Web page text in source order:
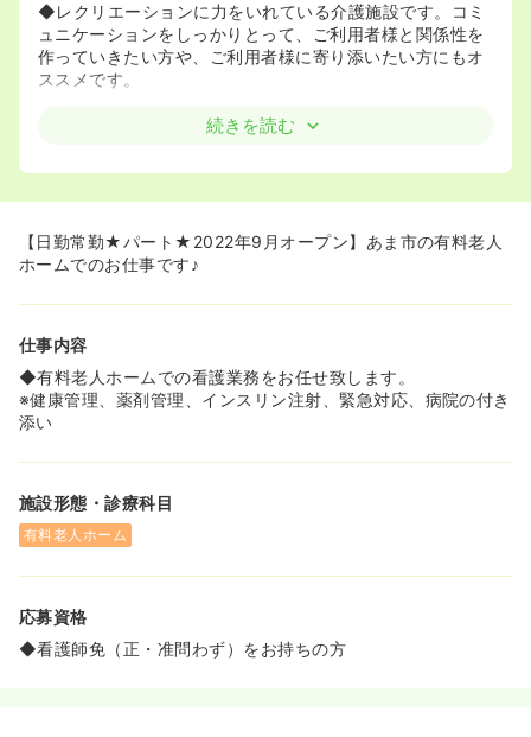
◆レクリエーションに力をいれている介護施設です。コミ
ュニケーションをしっかりとって、ご利用者様と関係性を
作っていきたい方や、ご利用者様に寄り添いたい方にもオ
ススメです。
続きを読む
【日勤常勤★パート★2022年9月オープン】あま市の有料老人
ホームでのお仕事です♪
仕事内容
◆有料老人ホームでの看護業務をお任せ致します。
※健康管理、薬剤管理、インスリン注射、緊急対応、病院の付き
添い
施設形態・診療科目
有料老人ホーム
応募資格
◆看護師免（正・准問わず）をお持ちの方